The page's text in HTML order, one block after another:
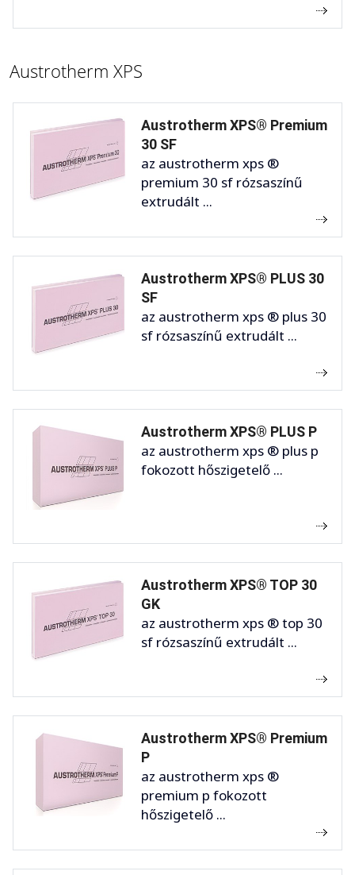
Austrotherm XPS
Austrotherm XPS® Premium
30 SF
az austrotherm xps ®
premium 30 sf rózsaszínű
extrudált ...
Austrotherm XPS® PLUS 30
SF
az austrotherm xps ® plus 30
sf rózsaszínű extrudált ...
Austrotherm XPS® PLUS P
az austrotherm xps ® plus p
fokozott hőszigetelő ...
Austrotherm XPS® TOP 30
GK
az austrotherm xps ® top 30
sf rózsaszínű extrudált ...
Austrotherm XPS® Premium
P
az austrotherm xps ®
premium p fokozott
hőszigetelő ...